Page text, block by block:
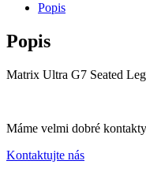
Popis
Popis
Matrix Ultra G7 Seated
Máme velmi dobré
Kontaktujte nás